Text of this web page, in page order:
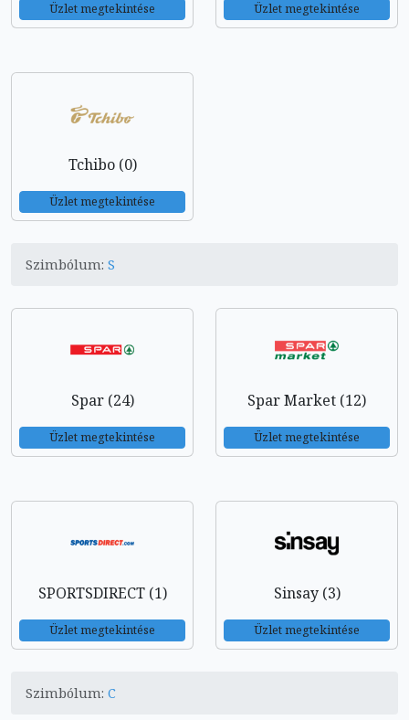
Üzlet megtekintése Üzlet megtekintése
Tchibo (0)
Üzlet megtekintése
Szimbólum: S
Spar (24)
Üzlet megtekintése
Spar Market (12)
Üzlet megtekintése
SPORTSDIRECT (1)
Üzlet megtekintése
Sinsay (3)
Üzlet megtekintése
Szimbólum: C